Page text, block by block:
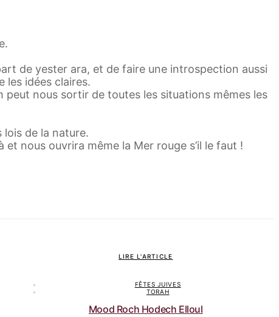
de yester ara, et de faire une introspection aussi
les idées claires.
peut nous sortir de toutes les situations mêmes les
lois de la nature.
nous ouvrira même la Mer rouge s’il le faut !
LIRE L'ARTICLE
FÊTES JUIVES
TORAH
Mood Roch Hodech Elloul